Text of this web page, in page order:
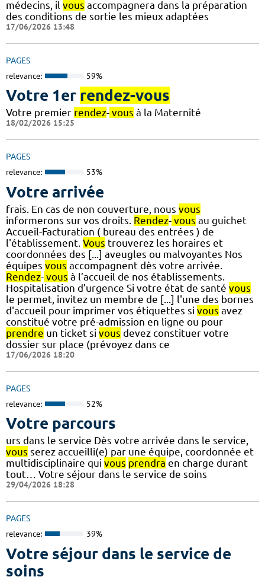
médecins, il vous accompagnera dans la préparation
des conditions de sortie les mieux adaptées
17/06/2026 13:48
PAGES
relevance: 59%
Votre 1er rendez-vous
Votre premier rendez- vous à la Maternité
18/02/2026 15:25
PAGES
relevance: 53%
Votre arrivée
frais. En cas de non couverture, nous vous
informerons sur vos droits. Rendez- vous au guichet
Accueil-Facturation ( bureau des entrées ) de
l'établissement. Vous trouverez les horaires et
coordonnées des [...] aveugles ou malvoyantes Nos
équipes vous accompagnent dès votre arrivée.
Rendez- vous à l’accueil de nos établissements.
Hospitalisation d’urgence Si votre état de santé vous
le permet, invitez un membre de [...] l'une des bornes
d'accueil pour imprimer vos étiquettes si vous avez
constitué votre pré-admission en ligne ou pour
prendre un ticket si vous devez constituer votre
dossier sur place (prévoyez dans ce
17/06/2026 18:20
PAGES
relevance: 52%
Votre parcours
urs dans le service Dès votre arrivée dans le service,
vous serez accueilli(e) par une équipe, coordonnée et
multidisciplinaire qui vous prendra en charge durant
tout… Votre séjour dans le service de soins
29/04/2026 18:28
PAGES
relevance: 39%
Votre séjour dans le service de
soins